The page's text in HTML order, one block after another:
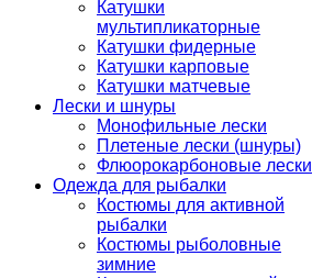
Катушки
мультипликаторные
Катушки фидерные
Катушки карповые
Катушки матчевые
Лески и шнуры
Монофильные лески
Плетеные лески (шнуры)
Флюорокарбоновые лески
Одежда для рыбалки
Костюмы для активной
рыбалки
Костюмы рыболовные
зимние